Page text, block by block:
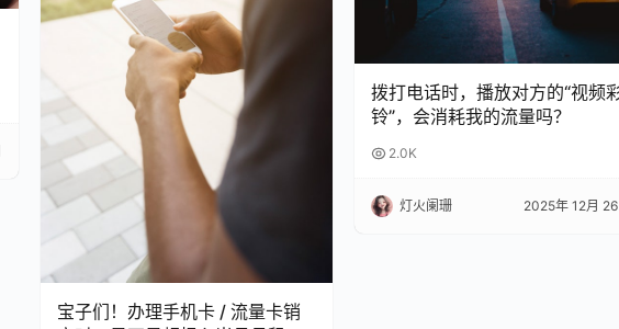
宝子们！办理手机卡 / 流量卡销
拨打电话时，播放对方的“视频
铃”，会消耗我的流量吗？
2.0K
灯火阑珊 2025年 12月